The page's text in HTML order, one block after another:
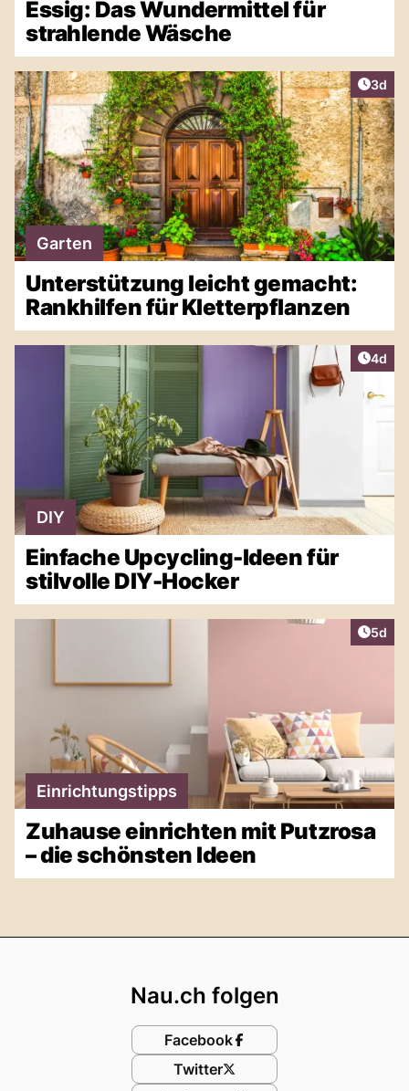
Essig: Das Wundermittel für
strahlende Wäsche
3d
Garten
Unterstützung leicht gemacht:
Rankhilfen für Kletterpflanzen
4d
DIY
Einfache Upcycling-Ideen für
stilvolle DIY-Hocker
5d
Einrichtungstipps
Zuhause einrichten mit Putzrosa
– die schönsten Ideen
Nau.ch folgen
Facebook
Twitter